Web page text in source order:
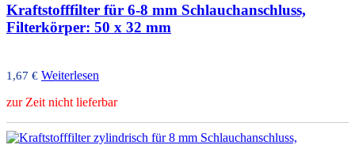
Kraftstofffilter für 6-8 mm Schlauchanschluss,
Filterkörper: 50 x 32 mm
1,67 € Weiterlesen
zur Zeit nicht lieferbar